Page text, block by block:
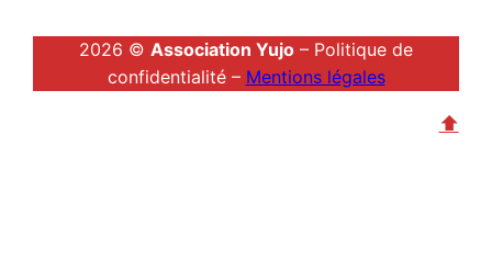
2026 © Association Yujo – Politique de
confidentialité – Mentions légales
⬆︎